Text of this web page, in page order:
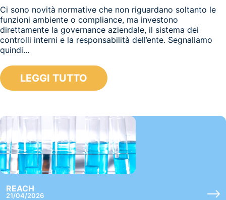
Ci sono novità normative che non riguardano soltanto le
funzioni ambiente o compliance, ma investono
direttamente la governance aziendale, il sistema dei
controlli interni e la responsabilità dell’ente. Segnaliamo
quindi...
LEGGI TUTTO
REACH
21/04/2026